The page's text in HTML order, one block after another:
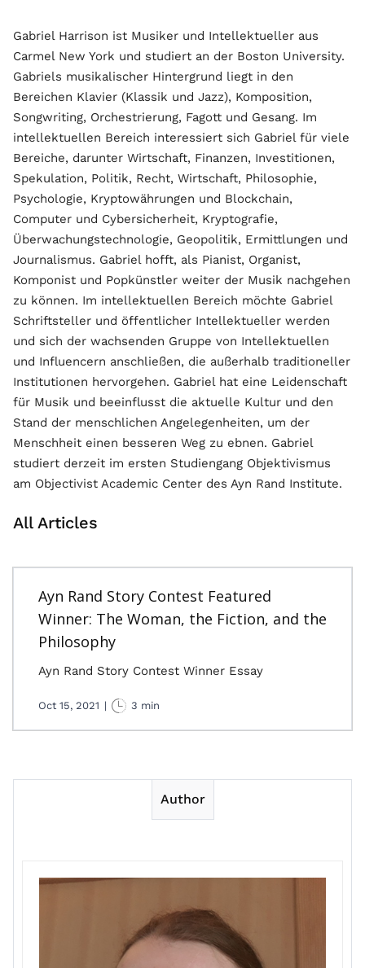
Gabriel Harrison ist Musiker und Intellektueller aus
Carmel New York und studiert an der Boston University.
Gabriels musikalischer Hintergrund liegt in den
Bereichen Klavier (Klassik und Jazz), Komposition,
Songwriting, Orchestrierung, Fagott und Gesang. Im
intellektuellen Bereich interessiert sich Gabriel für viele
Bereiche, darunter Wirtschaft, Finanzen, Investitionen,
Spekulation, Politik, Recht, Wirtschaft, Philosophie,
Psychologie, Kryptowährungen und Blockchain,
Computer und Cybersicherheit, Kryptografie,
Überwachungstechnologie, Geopolitik, Ermittlungen und
Journalismus. Gabriel hofft, als Pianist, Organist,
Komponist und Popkünstler weiter der Musik nachgehen
zu können. Im intellektuellen Bereich möchte Gabriel
Schriftsteller und öffentlicher Intellektueller werden
und sich der wachsenden Gruppe von Intellektuellen
und Influencern anschließen, die außerhalb traditioneller
Institutionen hervorgehen. Gabriel hat eine Leidenschaft
für Musik und beeinflusst die aktuelle Kultur und den
Stand der menschlichen Angelegenheiten, um der
Menschheit einen besseren Weg zu ebnen. Gabriel
studiert derzeit im ersten Studiengang Objektivismus
am Objectivist Academic Center des Ayn Rand Institute.
All Articles
Ayn Rand Story Contest Featured
Winner: The Woman, the Fiction, and the
Philosophy
Ayn Rand Story Contest Winner Essay
Oct 15, 2021 | 3 min
Author